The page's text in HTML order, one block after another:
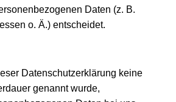
Daten (z. B.
o. Ä.) entscheidet.
Datenschutzerklärung keine
genannt wurde,